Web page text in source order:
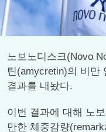
노보노디스크(Novo
틴(amycretin)의 비만
결과를 내놨다.
이번 결과에 대해 노
만한 체중감량